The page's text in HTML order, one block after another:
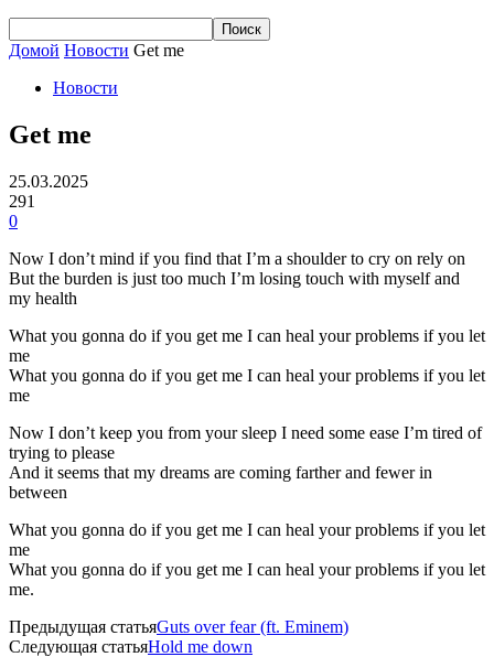
Домой Новости Get me
Новости
Get me
25.03.2025
291
0
Now I don’t mind if you find that I’m a shoulder to cry on rely on
But the burden is just too much I’m losing touch with myself and
my health
What you gonna do if you get me I can heal your problems if you let
me
What you gonna do if you get me I can heal your problems if you let
me
Now I don’t keep you from your sleep I need some ease I’m tired of
trying to please
And it seems that my dreams are coming farther and fewer in
between
What you gonna do if you get me I can heal your problems if you let
me
What you gonna do if you get me I can heal your problems if you let
me.
Предыдущая статьяGuts over fear (ft. Eminem)
Следующая статьяHold me down